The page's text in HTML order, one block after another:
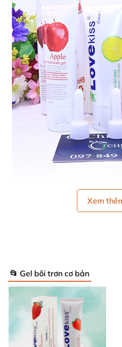
Dung dịch bôi trơn Hot Kiss
thiên nhiên giúp quan hệ dễ
hương dâu ngọt ngào ,
giây phút khoái cảm tuyệt vời
thơm mát dành cho
những
Xem
📂 Gel bôi trơn cơ bản